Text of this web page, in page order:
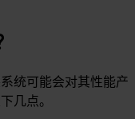
统可能会对其性能产
几点。